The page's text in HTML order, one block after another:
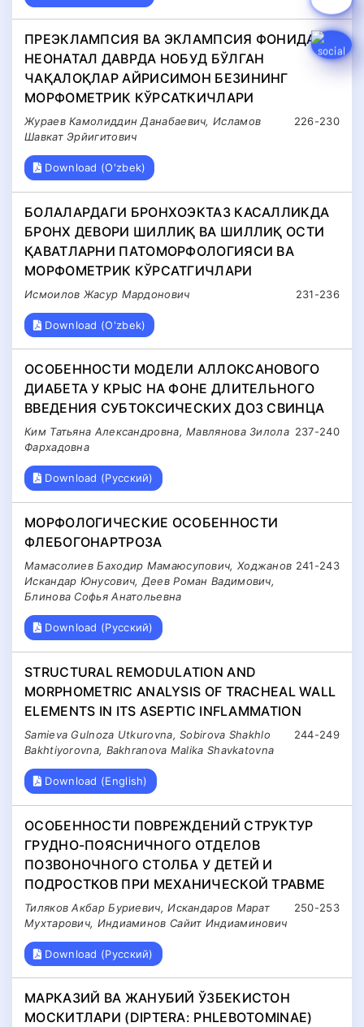
ПРЕЭКЛАМПСИЯ ВА ЭКЛАМПСИЯ ФОНИДА
НЕОНАТАЛ ДАВРДА НОБУД БЎЛГАН
ЧАҚАЛОҚЛАР АЙРИСИМОН БЕЗИНИНГ
МОРФОМЕТРИК КЎРСАТКИЧЛАРИ
226-230
Жураев Камолиддин Данабаевич, Исламов
Шавкат Эрйигитович
Download (O'zbek)
БОЛАЛАРДАГИ БРОНХОЭКТАЗ КАСАЛЛИКДА
БРОНХ ДЕВОРИ ШИЛЛИҚ ВА ШИЛЛИҚ ОСТИ
ҚАВАТЛАРНИ ПАТОМОРФОЛОГИЯСИ ВА
МОРФОМЕТРИК КЎРСАТГИЧЛАРИ
231-236
Исмоилов Жасур Мардонович
Download (O'zbek)
ОСОБЕННОСТИ МОДЕЛИ АЛЛОКСАНОВОГО
ДИАБЕТА У КРЫС НА ФОНЕ ДЛИТЕЛЬНОГО
ВВЕДЕНИЯ СУБТОКСИЧЕСКИХ ДОЗ СВИНЦА
237-240
Ким Татьяна Александровна, Мавлянова Зилола
Фархадовна
Download (Русский)
МОРФОЛОГИЧЕСКИЕ ОСОБЕННОСТИ
ФЛЕБОГОНАРТРОЗА
241-243
Мамасолиев Баходир Мамаюсупович, Ходжанов
Искандар Юнусович, Деев Роман Вадимович,
Блинова Софья Анатольевна
Download (Русский)
STRUCTURAL REMODULATION AND
MORPHOMETRIC ANALYSIS OF TRACHEAL WALL
ELEMENTS IN ITS ASEPTIC INFLAMMATION
244-249
Samieva Gulnoza Utkurovna, Sobirova Shakhlo
Bakhtiyorovna, Bakhranova Malika Shavkatovna
Download (English)
ОСОБЕННОСТИ ПОВРЕЖДЕНИЙ СТРУКТУР
ГРУДНО-ПОЯСНИЧНОГО ОТДЕЛОВ
ПОЗВОНОЧНОГО СТОЛБА У ДЕТЕЙ И
ПОДРОСТКОВ ПРИ МЕХАНИЧЕСКОЙ ТРАВМЕ
250-253
Тиляков Акбар Буриевич, Искандаров Марат
Мухтарович, Индиаминов Сайит Индиаминович
Download (Русский)
МАРКАЗИЙ ВА ЖАНУБИЙ ЎЗБЕКИСТОН
МОСКИТЛАРИ (DIPTERA: PHLEBOTOMINAE)